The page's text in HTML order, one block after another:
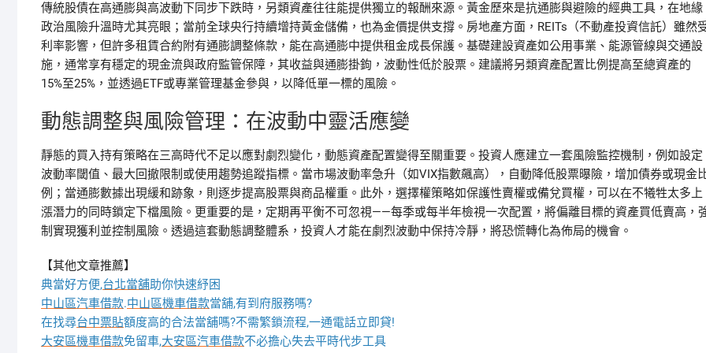
傳統股債在高通膨與高波動下同步下跌時，另類資產往往能提供獨立的報酬來源。黃金歷來是抗通膨與避險的經典工具，在地緣
政治風險升溫時尤其亮眼；當前全球央行持續增持黃金儲備，也為金價提供支撐。房地產方面，REITs（不動產投資信託）雖然
利率影響，但許多租賃合約附有通膨調整條款，能在高通膨中提供租金成長保護。基礎建設資產如公用事業、能源管線與交通設
施，通常享有穩定的現金流與政府監管保障，其收益與通膨掛鉤，波動性低於股票。建議將另類資產配置比例提高至總資產的
15%至25%，並透過ETF或專業管理基金參與，以降低單一標的風險。
動態調整與風險管理：在波動中靈活應變
靜態的買入持有策略在三高時代不足以應對劇烈變化，動態資產配置變得至關重要。投資人應建立一套風險監控機制，例如設定
波動率閾值、最大回撤限制或使用趨勢追蹤指標。當市場波動率急升（如VIX指數飆高），自動降低股票曝險，增加債券或現金
例；當通膨數據出現緩和跡象，則逐步提高股票與商品權重。此外，選擇權策略如保護性賣權或備兌買權，可以在不犧牲太多上
漲潛力的同時鎖定下檔風險。更重要的是，定期再平衡不可忽視——每季或每半年檢視一次配置，將偏離目標的資產買低賣高，
制實現獲利並控制風險。透過這套動態調整體系，投資人才能在劇烈波動中保持冷靜，將恐慌轉化為佈局的機會。
【其他文章推薦】
典當好方便,台北當舖助你快速紓困
中山區汽車借款.中山區機車借款當舖,有到府服務嗎?
在找尋台中票貼額度高的合法當舖嗎?不需繁鎖流程,一通電話立即貸!
大安區機車借款免留車,大安區汽車借款不必擔心失去平時代步工具